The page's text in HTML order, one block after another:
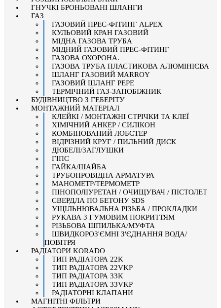
ГНУЧКІ БРОНЬОВАНІ ШЛАНГИ
ГАЗ
ГАЗОВИЙ ПРЕС-ФІТИНГ ALPEX
КУЛЬОВИЙ КРАН ГАЗОВИЙ
МІДНА ГАЗОВА ТРУБА
МІДНИЙ ГАЗОВИЙ ПРЕС-ФІТИНГ
ГАЗОВА ОХОРОНА.
ГАЗОВА ТРУБА ПЛАСТИКОВА АЛЮМІНІЄВА
ШЛАНГ ГАЗОВИЙ MARROY
ГАЗОВИЙ ШЛАНГ PEPE
ТЕРМІЧНИЙ ГАЗ-ЗАПОБІЖНИК
БУДІВНИЦТВО З ГЕБЕРІТУ
МОНТАЖНИЙ МАТЕРІАЛ
КЛЕЙКІ / МОНТАЖНІ СТРІЧКИ ТА КЛЕЇ
ХІМІЧНИЙ АНКЕР / СИЛІКОН
КОМБІНОВАНИЙ ЛОБСТЕР
ВІДРІЗНИЙ КРУГ / ПИЛЬНИЙ ДИСК
ДЮБЕЛІ/ЗАГЛУШКИ
ГІПС
ГАЙКА/ШАЙБА
ТРУБОПРОВІДНА АРМАТУРА
МАНОМЕТР/ТЕРМОМЕТР
ПІНОПОЛІУРЕТАН / ОЧИЩУВАЧ / ПІСТОЛЕТ
СВЕРДЛА ПО БЕТОНУ SDS
УЩІЛЬНЮВАЛЬНА РІЗЬБА / ПРОКЛАДКИ
РУКАВА З ГУМОВИМ ПОКРИТТЯМ
РІЗЬБОВА ШПИЛЬКА/МУФТА
ШВИДКОРОЗ'ЄМНІ З'ЄДНАННЯ ВОДА/
ПОВІТРЯ
РАДІАТОРИ KORADO
ТИП РАДІАТОРА 22K
ТИП РАДІАТОРА 22VKP
ТИП РАДІАТОРА 33K
ТИП РАДІАТОРА 33VKP
РАДІАТОРНІ КЛАПАНИ
МАГНІТНІ ФІЛЬТРИ